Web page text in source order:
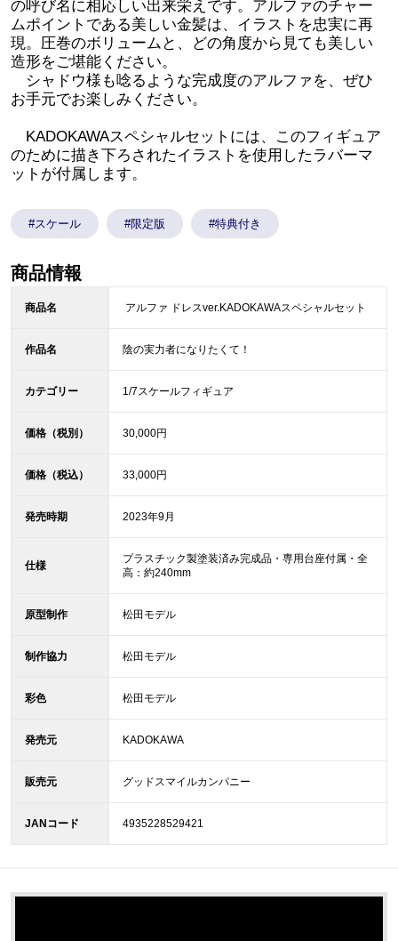
の呼び名に相応しい出来栄えです。アルファのチャー
ムポイントである美しい金髪は、イラストを忠実に再
現。圧巻のボリュームと、どの角度から見ても美しい
造形をご堪能ください。
シャドウ様も唸るような完成度のアルファを、ぜひ
お手元でお楽しみください。
KADOKAWAスペシャルセットには、このフィギュア
のために描き下ろされたイラストを使用したラバーマ
ットが付属します。
#スケール #限定版 #特典付き
商品情報
商品名 アルファ ドレスver.KADOKAWAスペシャルセット
作品名 陰の実力者になりたくて！
カテゴリー 1/7スケールフィギュア
価格（税別） 30,000円
価格（税込） 33,000円
発売時期 2023年9月
仕様
プラスチック製塗装済み完成品・専用台座付属・全
高：約240mm
原型制作 松田モデル
制作協力 松田モデル
彩色 松田モデル
発売元 KADOKAWA
販売元 グッドスマイルカンパニー
JANコード 4935228529421